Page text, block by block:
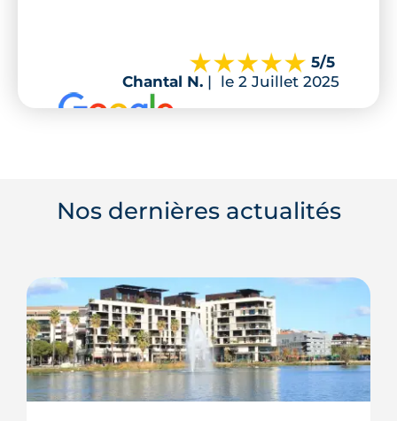
5/5
Chantal N. | le 2 Juillet 2025
Nos dernières actualités